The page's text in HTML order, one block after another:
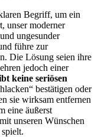
Begriff, um ein
unser moderner
ungesunder
führe zur
Die Lösung seien ihre
jedoch einer
keine seriösen
bestätigen oder
sie wirksam entfernen
eine äußerst
unseren Wünschen